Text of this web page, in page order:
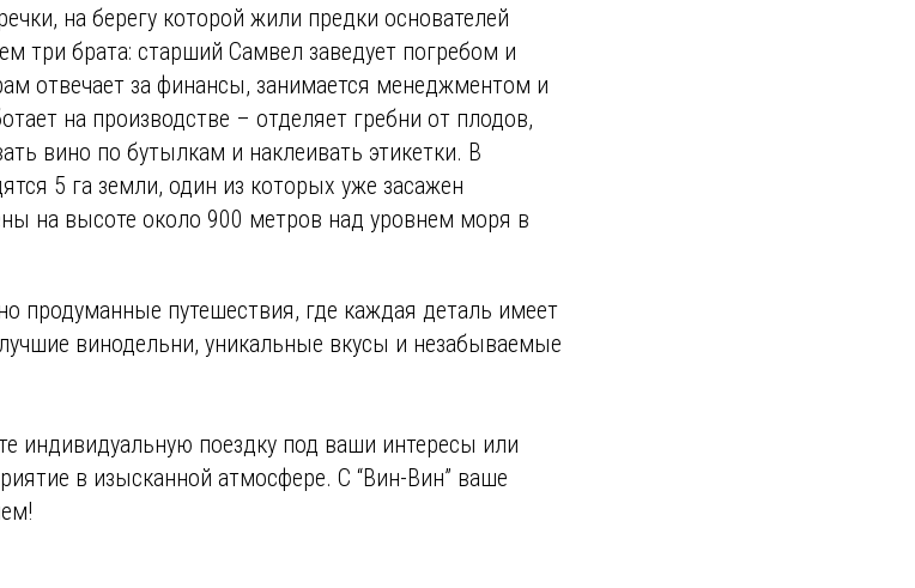
на берегу которой жили предки основателей
три брата: старший Самвел заведует погребом и
отвечает за финансы, занимается менеджментом и
на производстве – отделяет гребни от плодов,
вино по бутылкам и наклеивать этикетки. В
5 га земли, один из которых уже засажен
на высоте около 900 метров над уровнем моря в
продуманные путешествия, где каждая деталь имеет
винодельни, уникальные вкусы и незабываемые
индивидуальную поездку под ваши интересы или
в изысканной атмосфере. С “Вин-Вин” ваше